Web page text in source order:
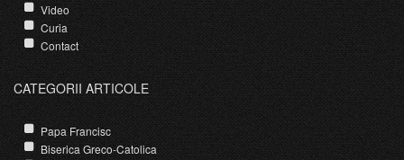
Video
Curia
Contact
CATEGORII ARTICOLE
Papa Francisc
Biserica Greco-Catolica